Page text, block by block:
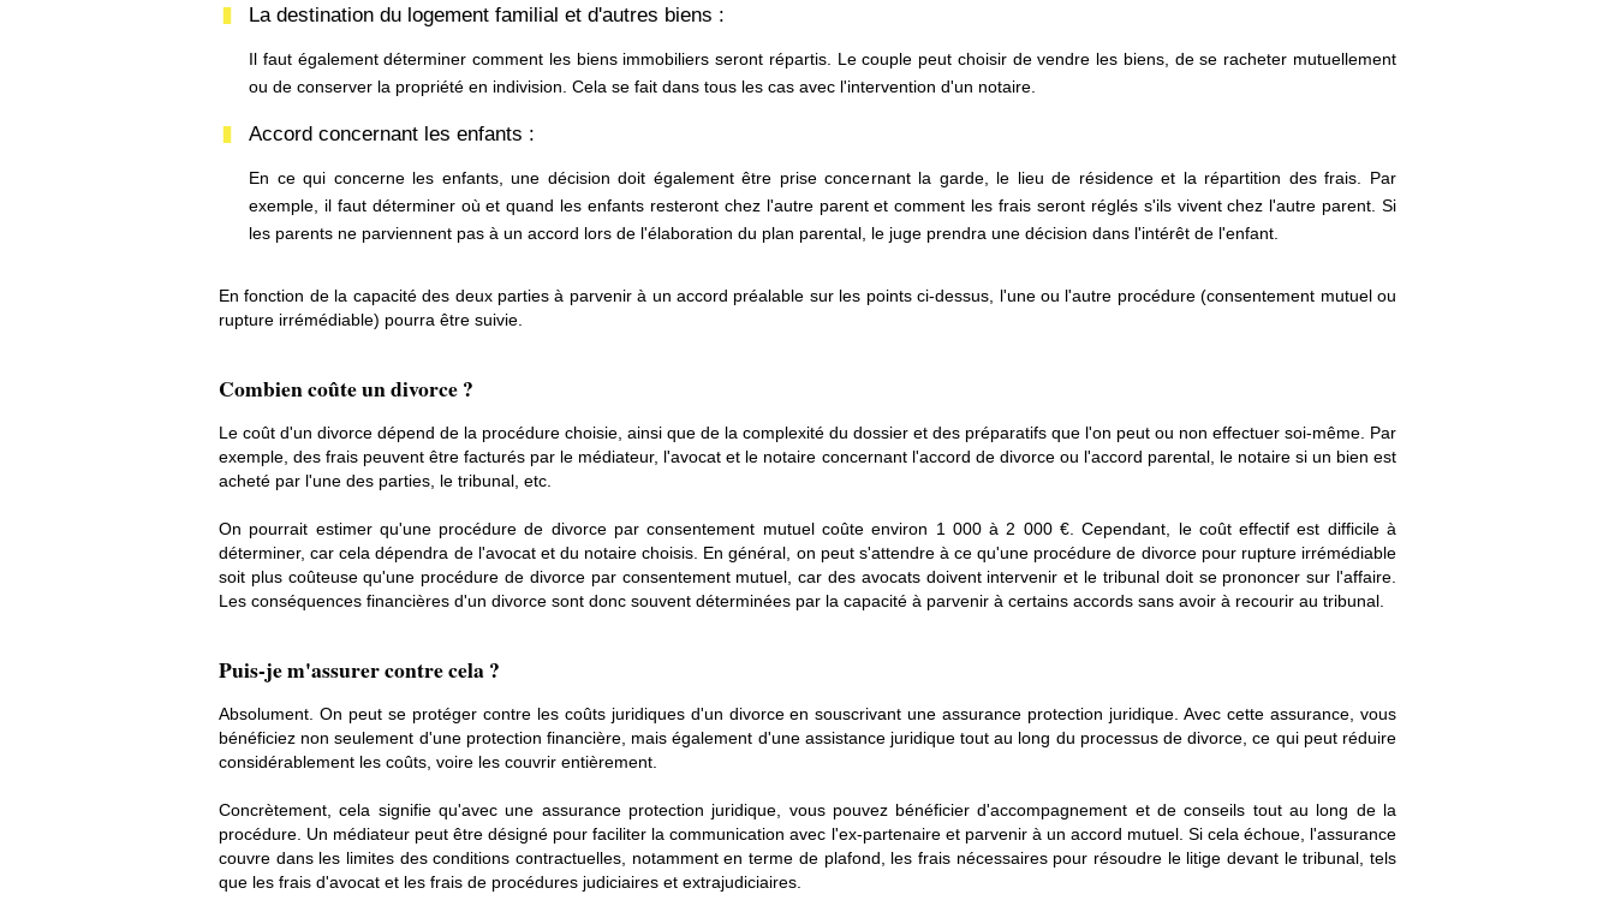
La destination du logement familial et d'autres biens :
Il faut également déterminer comment les biens immobiliers seront répartis. Le couple peut choisir de vendre les biens, de se racheter mutuellement
ou de conserver la propriété en indivision. Cela se fait dans tous les cas avec l'intervention d'un notaire.
Accord concernant les enfants :
En ce qui concerne les enfants, une décision doit également être prise concernant la garde, le lieu de résidence et la répartition des frais. Par
exemple, il faut déterminer où et quand les enfants resteront chez l'autre parent et comment les frais seront réglés s'ils vivent chez l'autre parent. Si
les parents ne parviennent pas à un accord lors de l'élaboration du plan parental, le juge prendra une décision dans l'intérêt de l'enfant.
En fonction de la capacité des deux parties à parvenir à un accord préalable sur les points ci-dessus, l'une ou l'autre procédure (consentement mutuel ou
rupture irrémédiable) pourra être suivie.
Combien coûte un divorce ?
Le coût d'un divorce dépend de la procédure choisie, ainsi que de la complexité du dossier et des préparatifs que l'on peut ou non effectuer soi-même. Par
exemple, des frais peuvent être facturés par le médiateur, l'avocat et le notaire concernant l'accord de divorce ou l'accord parental, le notaire si un bien est
acheté par l'une des parties, le tribunal, etc.
On pourrait estimer qu'une procédure de divorce par consentement mutuel coûte environ 1 000 à 2 000 €. Cependant, le coût effectif est difficile à
déterminer, car cela dépendra de l'avocat et du notaire choisis. En général, on peut s'attendre à ce qu'une procédure de divorce pour rupture irrémédiable
soit plus coûteuse qu'une procédure de divorce par consentement mutuel, car des avocats doivent intervenir et le tribunal doit se prononcer sur l'affaire.
Les conséquences financières d'un divorce sont donc souvent déterminées par la capacité à parvenir à certains accords sans avoir à recourir au tribunal.
Puis-je m'assurer contre cela ?
Absolument. On peut se protéger contre les coûts juridiques d'un divorce en souscrivant une assurance protection juridique. Avec cette assurance, vous
bénéficiez non seulement d'une protection financière, mais également d'une assistance juridique tout au long du processus de divorce, ce qui peut réduire
considérablement les coûts, voire les couvrir entièrement.
Concrètement, cela signifie qu'avec une assurance protection juridique, vous pouvez bénéficier d'accompagnement et de conseils tout au long de la
procédure. Un médiateur peut être désigné pour faciliter la communication avec l'ex-partenaire et parvenir à un accord mutuel. Si cela échoue, l'assurance
couvre dans les limites des conditions contractuelles, notamment en terme de plafond, les frais nécessaires pour résoudre le litige devant le tribunal, tels
que les frais d'avocat et les frais de procédures judiciaires et extrajudiciaires.